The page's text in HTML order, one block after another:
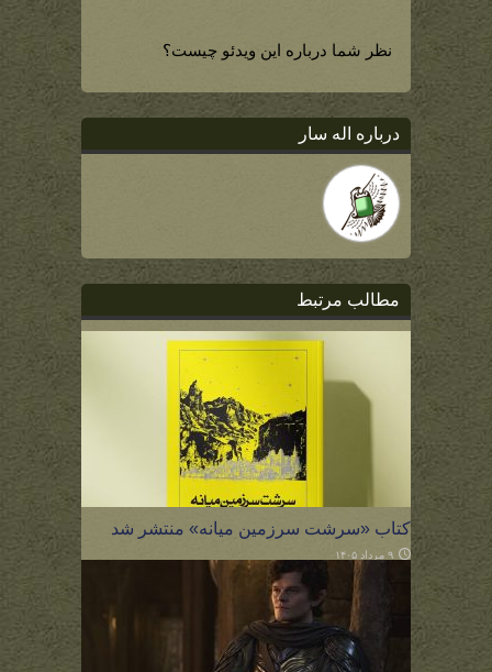
نظر شما درباره این ویدئو چیست؟
درباره اله سار
مطالب مرتبط
کتاب «سرشت سرزمین میانه» منتشر شد
۹ مرداد ۱۴۰۵